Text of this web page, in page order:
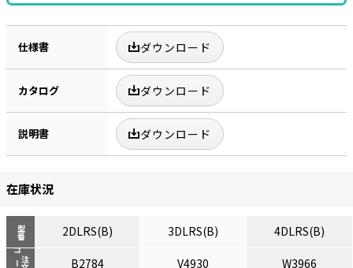
仕様書 ダウンロード
カタログ ダウンロード
説明書 ダウンロード
在庫状況
型番
注文
2DLRS(B) 3DLRS(B) 4DLRS(B)
B2784 V4930
W3966